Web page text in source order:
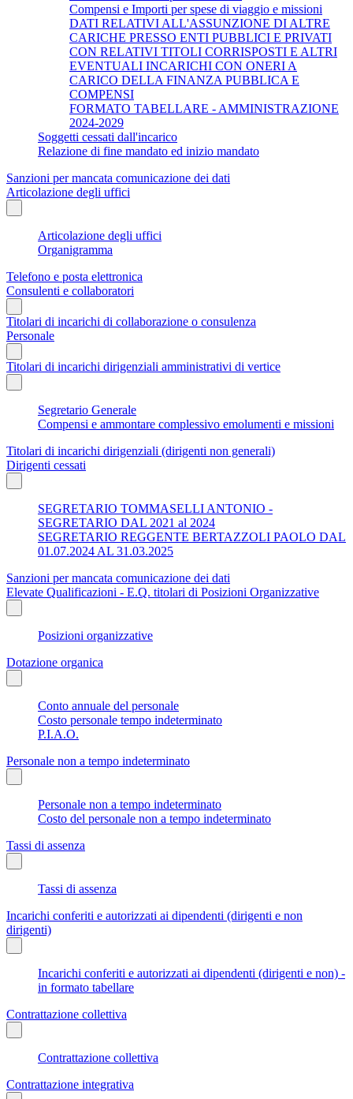
Compensi e Importi per spese di viaggio e missioni
DATI RELATIVI ALL'ASSUNZIONE DI ALTRE
CARICHE PRESSO ENTI PUBBLICI E PRIVATI
CON RELATIVI TITOLI CORRISPOSTI E ALTRI
EVENTUALI INCARICHI CON ONERI A
CARICO DELLA FINANZA PUBBLICA E
COMPENSI
FORMATO TABELLARE - AMMINISTRAZIONE
2024-2029
Soggetti cessati dall'incarico
Relazione di fine mandato ed inizio mandato
Sanzioni per mancata comunicazione dei dati
Articolazione degli uffici
Articolazione degli uffici
Organigramma
Telefono e posta elettronica
Consulenti e collaboratori
Titolari di incarichi di collaborazione o consulenza
Personale
Titolari di incarichi dirigenziali amministrativi di vertice
Segretario Generale
Compensi e ammontare complessivo emolumenti e missioni
Titolari di incarichi dirigenziali (dirigenti non generali)
Dirigenti cessati
SEGRETARIO TOMMASELLI ANTONIO -
SEGRETARIO DAL 2021 al 2024
SEGRETARIO REGGENTE BERTAZZOLI PAOLO DAL
01.07.2024 AL 31.03.2025
Sanzioni per mancata comunicazione dei dati
Elevate Qualificazioni - E.Q. titolari di Posizioni Organizzative
Posizioni organizzative
Dotazione organica
Conto annuale del personale
Costo personale tempo indeterminato
P.I.A.O.
Personale non a tempo indeterminato
Personale non a tempo indeterminato
Costo del personale non a tempo indeterminato
Tassi di assenza
Tassi di assenza
Incarichi conferiti e autorizzati ai dipendenti (dirigenti e non
dirigenti)
Incarichi conferiti e autorizzati ai dipendenti (dirigenti e non) -
in formato tabellare
Contrattazione collettiva
Contrattazione collettiva
Contrattazione integrativa